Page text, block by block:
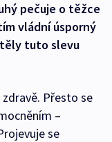
pečuje o těžce
vládní úsporný
tuto slevu
Přesto se
–
se